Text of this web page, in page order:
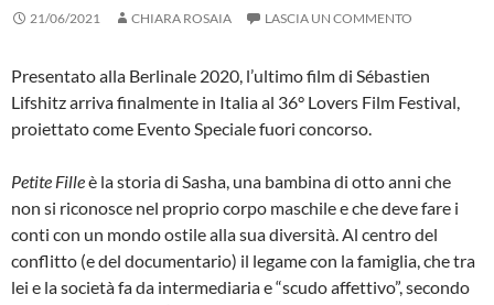
21/06/2021 CHIARA ROSAIA LASCIA UN COMMENTO
Presentato alla Berlinale 2020, l’ultimo film di Sébastien
Lifshitz arriva finalmente in Italia al 36° Lovers Film Festival,
proiettato come Evento Speciale fuori concorso.
Petite Filleè la storia di Sasha, una bambina di otto anni che
non si riconosce nel proprio corpo maschile e che deve fare i
conti con un mondo ostile alla sua diversità. Al centro del
conflitto (e del documentario) il legame con la famiglia, che tra
lei e la società fa da intermediaria e “scudo affettivo”, secondo